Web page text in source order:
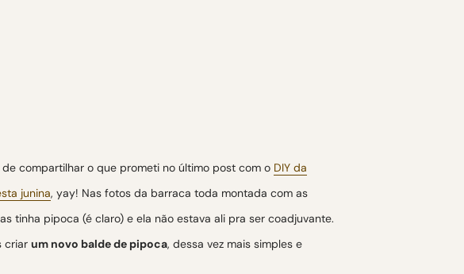
compartilhar o que prometi no último post com o DIY da
junina, yay! Nas fotos da barraca toda montada com as
tinha pipoca (é claro) e ela não estava ali pra ser coadjuvante.
criar um novo balde de pipoca, dessa vez mais simples e